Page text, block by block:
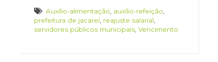
Auxílio-alimentação auxílio-refeição
prefeitura de jacareí, reajuste salarial
servidores públicos municipais Vencimento